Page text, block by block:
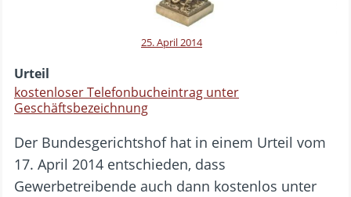
25. April 2014
Urteil
kostenloser Telefonbucheintrag unter
Geschäftsbezeichnung
Der Bundesgerichtshof hat in einem Urteil vom
17. April 2014 entschieden, dass
Gewerbetreibende auch dann kostenlos unter